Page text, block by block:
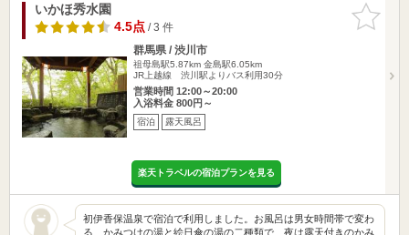
お気に入
りに追加
いかほ秀水園
4.5点/ 3 件
群馬県 / 渋川市
祖母島駅5.87km 金島駅6.05km
JR上越線 渋川駅よりバス利用30分
営業時間 12:00～20:00
入浴料金 800円～
宿泊 露天風呂
楽天トラベルの宿泊プランを見る
初伊香保温泉で宿泊で利用しました。お風呂は男女時間帯で変わ
る、かみつけの湯と絵日傘の湯の二種類で、夜は露天付きのかみ